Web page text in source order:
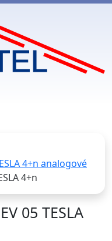
4+n analogové
4+n
05 TESLA